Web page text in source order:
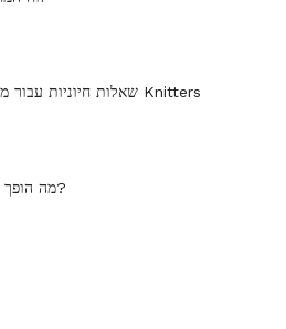
12 שאלות חיוניות עבור מתחילים Knitters
מה הופך חוט אורגני?